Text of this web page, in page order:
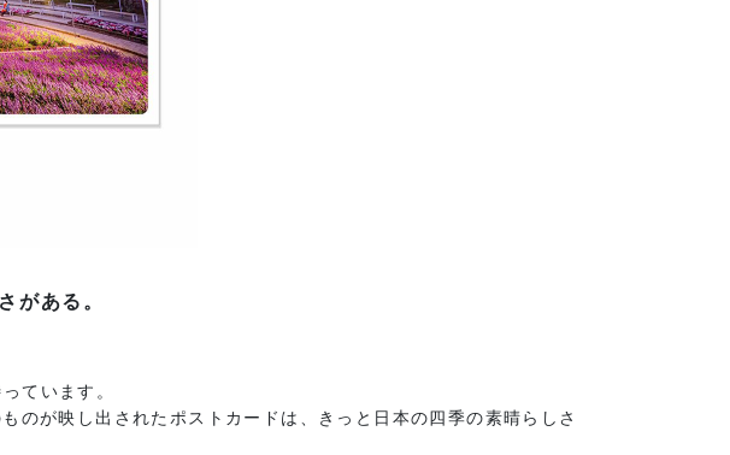
がある。
ています。
のが映し出されたポストカードは、きっと日本の四季の素晴らしさ